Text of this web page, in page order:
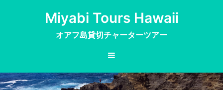
へ
ス
Miyabi Tours Hawaii
オアフ島貸切チャーターツアー